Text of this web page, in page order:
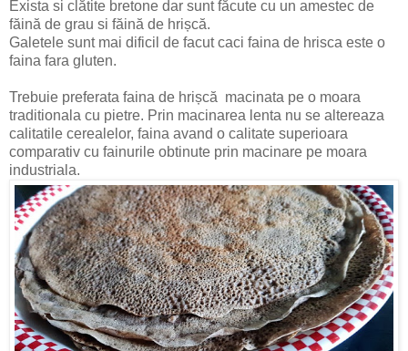
Exista si clătite bretone dar sunt făcute cu un amestec de
făină de grau si făină de hrișcă.
Galetele sunt mai dificil de facut caci faina de hrisca este o
faina fara gluten.
Trebuie preferata faina de hrișcă macinata pe o moara
traditionala cu pietre. Prin macinarea lenta nu se altereaza
calitatile cerealelor, faina avand o calitate superioara
comparativ cu fainurile obtinute prin macinare pe moara
industriala.